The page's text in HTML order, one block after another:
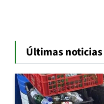
Últimas noticias